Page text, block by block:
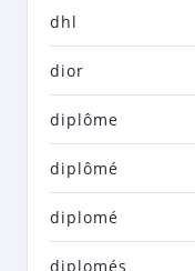
dhl
dior
diplôme
diplômé
diplomé
diplomés